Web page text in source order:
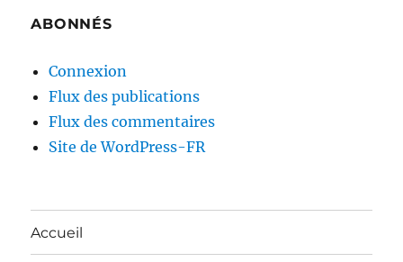
ABONNÉS
Connexion
Flux des publications
Flux des commentaires
Site de WordPress-FR
Accueil